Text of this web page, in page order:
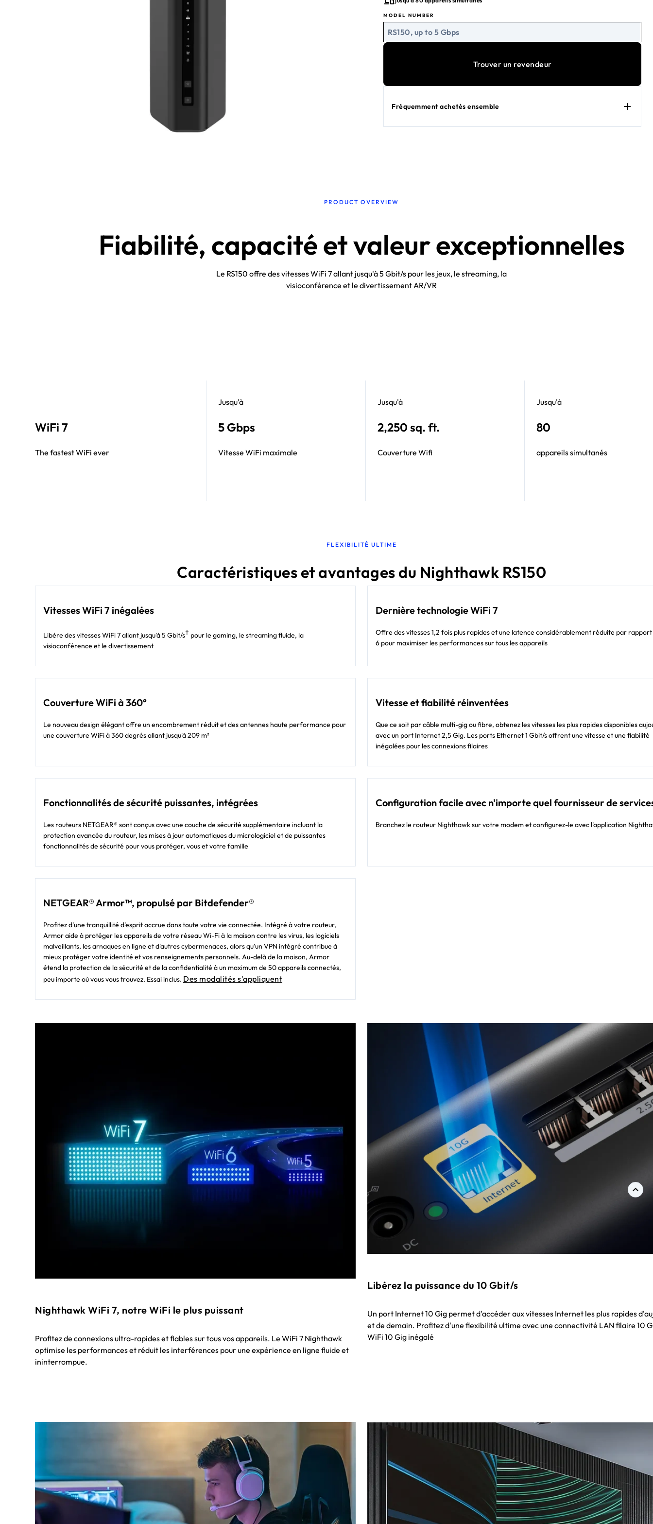
BE5000 WiFi 7 Performance
MODEL NUMBER
RS150, up to 5 Gbps
Trouver un revendeur
Fréquemment achetés ensemble
PRODUCT OVERVIEW
Fiabilité, capacité et valeur exceptionnelles
Le RS150 offre des vitesses WiFi 7 allant jusqu'à 5 Gbit/s pour les jeux, le streaming, la
visioconférence et le divertissement AR/VR
WiFi 7
The fastest WiFi ever
Jusqu'à
5 Gbps
Vitesse WiFi maximale
Jusqu'à
2,250 sq. ft.
Couverture Wifi
Jusqu'à
80
appareils simultanés
FLEXIBILITÉ ULTIME
Caractéristiques et avantages du Nighthawk RS150
Vitesses WiFi 7 inégalées
Libère des vitesses WiFi 7 allant jusqu'à 5 Gbit/s† pour le gaming, le streaming fluide, la
visioconférence et le divertissement
Dernière technologie WiFi 7
Offre des vitesses 1,2 fois plus rapides et une latence considérablement réduite par rapport
6 pour maximiser les performances sur tous les appareils
Couverture WiFi à 360°
Le nouveau design élégant offre un encombrement réduit et des antennes haute performance pour
une couverture WiFi à 360 degrés allant jusqu'à 209 m²
Vitesse et fiabilité réinventées
Que ce soit par câble multi-gig ou fibre, obtenez les vitesses les plus rapides disponibles
avec un port Internet 2,5 Gig. Les ports Ethernet 1 Gbit/s offrent une vitesse et une fiabilité
inégalées pour les connexions filaires
Fonctionnalités de sécurité puissantes, intégrées
Les routeurs NETGEAR® sont conçus avec une couche de sécurité supplémentaire incluant la
protection avancée du routeur, les mises à jour automatiques du micrologiciel et de puissantes
fonctionnalités de sécurité pour vous protéger, vous et votre famille
Configuration facile avec n'importe quel fournisseur de
Branchez le routeur Nighthawk sur votre modem et configurez-le avec l'application
NETGEAR® Armor™, propulsé par Bitdefender®
Profitez d'une tranquillité d'esprit accrue dans toute votre vie connectée. Intégré à votre routeur,
Armor aide à protéger les appareils de votre réseau Wi-Fi à la maison contre les virus, les logiciels
malveillants, les arnaques en ligne et d'autres cybermenaces, alors qu'un VPN intégré contribue à
mieux protéger votre identité et vos renseignements personnels. Au-delà de la maison, Armor
étend la protection de la sécurité et de la confidentialité à un maximum de 50 appareils connectés,
peu importe où vous vous trouvez. Essai inclus. Des modalités s'appliquent
Nighthawk WiFi 7, notre WiFi le plus puissant
Profitez de connexions ultra-rapides et fiables sur tous vos appareils. Le WiFi 7 Nighthawk
optimise les performances et réduit les interférences pour une expérience en ligne fluide et
ininterrompue.
Libérez la puissance du 10 Gbit/s
Un port Internet 10 Gig permet d'accéder aux vitesses Internet les plus rapides
et de demain. Profitez d'une flexibilité ultime avec une connectivité LAN filaire 10
WiFi 10 Gig inégalé